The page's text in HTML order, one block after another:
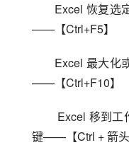
Excel 恢复选
——【Ctrl+F5】
Excel 最大化
——【Ctrl+F10】
键——【Ctrl + 箭头